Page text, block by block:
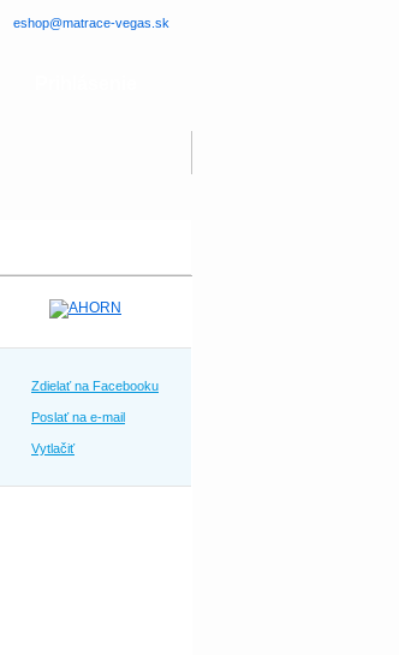
Zdielať na Facebooku
Poslať na e-mail
Vytlačiť
eshop@matrace-vegas.sk